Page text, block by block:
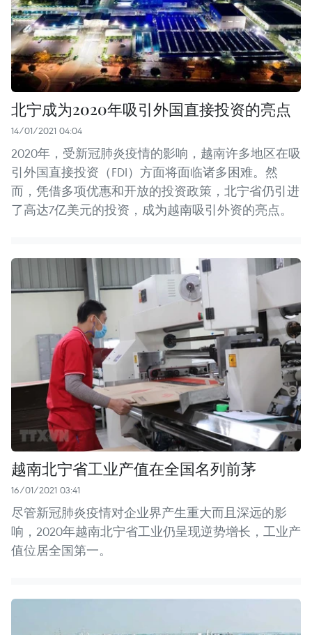
北宁成为2020年吸引外国直接投资的亮点
14/01/2021 04:04
2020年，受新冠肺炎疫情的影响，越南许多地区在吸
引外国直接投资（FDI）方面将面临诸多困难。然
而，凭借多项优惠和开放的投资政策，北宁省仍引进
了高达7亿美元的投资，成为越南吸引外资的亮点。
越南北宁省工业产值在全国名列前茅
16/01/2021 03:41
尽管新冠肺炎疫情对企业界产生重大而且深远的影
响，2020年越南北宁省工业仍呈现逆势增长，工业产
值位居全国第一。